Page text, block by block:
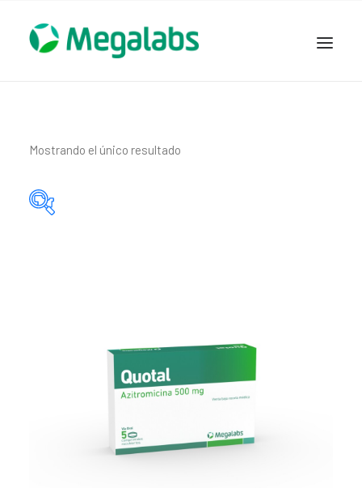
MEGASALUD
TRABAJAR EN MEGALABS
Mostrando el único resultado